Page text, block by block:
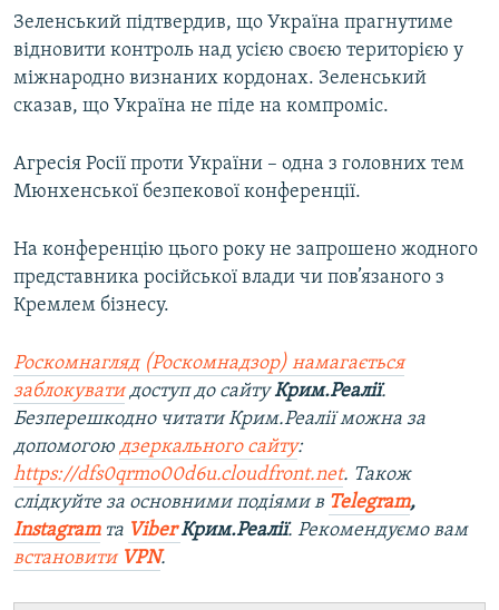
Зеленський підтвердив, що Україна прагнутиме
відновити контроль над усією своєю територією у
міжнародно визнаних кордонах. Зеленський
сказав, що Україна не піде на компроміс.
Агресія Росії проти України – одна з головних тем
Мюнхенської безпекової конференції.
На конференцію цього року не запрошено жодного
представника російської влади чи пов’язаного з
Кремлем бізнесу.
Роскомнагляд (Роскомнадзор) намагається
заблокуватидоступ до сайтуКрим.Реалії.
Безперешкодно читати Крим.Реалії можна за
допомогою дзеркального сайту:
https://dfs0qrmo00d6u.cloudfront.net. Також
слідкуйте за основними подіями в Telegram,
Instagramта ViberКрим.Реалії. Рекомендуємо вам
встановити VPN.